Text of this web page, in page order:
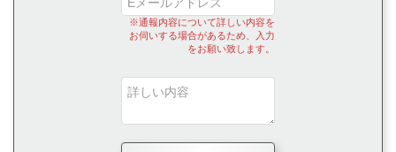
※通報内容について詳しい内容を
お伺いする場合があるため、入力
をお願い致します。